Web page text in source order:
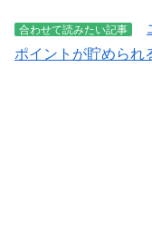
合わせて読みたい記事
ポイントが貯められ